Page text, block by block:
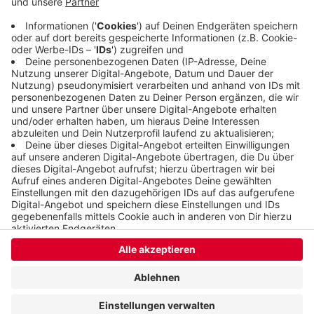
Begleitung eines oder einer Erwachsenen fahren.
Veröffentlicht:Montag, 20.09.2021 11:52
Anzeige
Anzeige